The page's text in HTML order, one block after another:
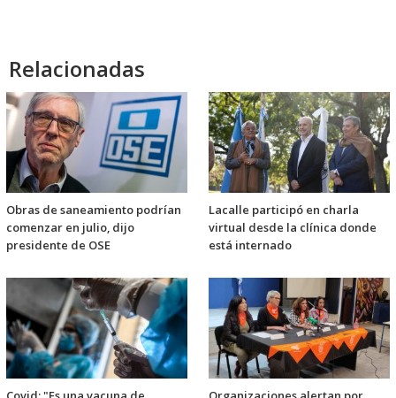
Relacionadas
Obras de saneamiento podrían
comenzar en julio, dijo
presidente de OSE
Lacalle participó en charla
virtual desde la clínica donde
está internado